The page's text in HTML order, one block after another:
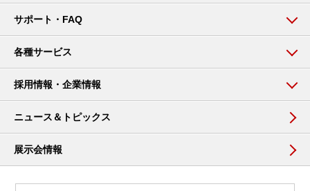
サポート・FAQ
各種サービス
採用情報・企業情報
ニュース＆トピックス
展示会情報